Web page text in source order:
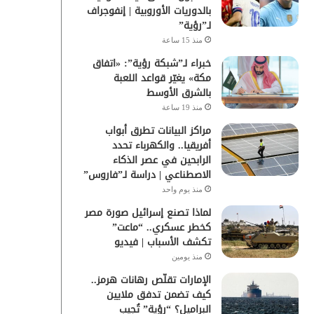
بالدوريات الأوروبية | إنفوجراف
لـ”رؤية”
منذ 15 ساعة
خبراء لـ”شبكة رؤية”: «اتفاق
مكة» يغيّر قواعد اللعبة
بالشرق الأوسط
منذ 19 ساعة
مراكز البيانات تطرق أبواب
أفريقيا.. والكهرباء تحدد
الرابحين في عصر الذكاء
الاصطناعي | دراسة لـ”فاروس”
منذ يوم واحد
لماذا تصنع إسرائيل صورة مصر
كخطر عسكري.. “ماعت”
تكشف الأسباب | فيديو
منذ يومين
الإمارات تقلّص رهانات هرمز..
كيف تضمن تدفق ملايين
البراميل؟ “رؤية” تُجيب